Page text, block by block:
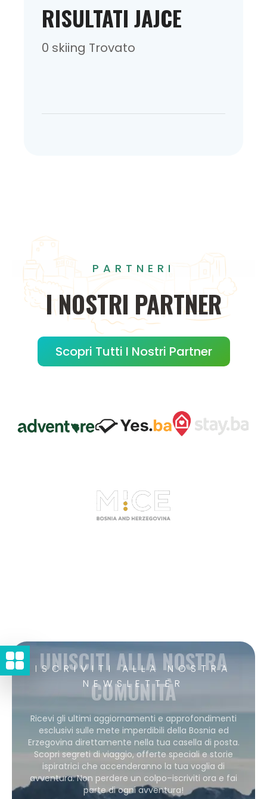
RISULTATI JAJCE
0 skiing Trovato
PARTNERI
INOSTRI PARTNER
Scopri Tutti I Nostri Partner
ISCRIVITI ALLA NOSTRA
NEWSLETTER
UNISCITI ALLA NOSTRA
COMUNITÀ
Ricevi gli ultimi aggiornamenti e approfondimenti
esclusivi sulle mete imperdibili della Bosnia ed
Erzegovina direttamente nella tua casella di posta.
Scopri segreti di viaggio, offerte speciali e storie
ispiratrici che accenderanno la tua voglia di
avventura. Non perdere un colpo–iscriviti ora e fai
parte di ogni avventura!